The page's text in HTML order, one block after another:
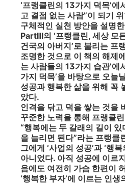
‘프랭클린의 13가지 덕목’
고 결점 없는 사람”이 되기
구체적인 실천 방안을 설명
PartⅢ의 ‘프랭클린, 세상 모
건국의 아버지’로 불리는 프
조명한 것으로 이 책의 해제
는 사람들의 13가지 습관’에
가지 덕목’을 바탕으로 오늘
성공과 행복한 삶을 위해 꼭
았다.
인격을 닦고 덕을 쌓는 것을
꾸준한 노력을 통해 프랭클
“행복에는 두 갈래의 길이
을 늘리면 된다”라는 프랭클
그에게 ‘사업의 성공’과 ‘행
아니었다. 아직 성공에 이르
음에도 여전히 가슴 한편이
‘행복한 부자’에 이르는 인